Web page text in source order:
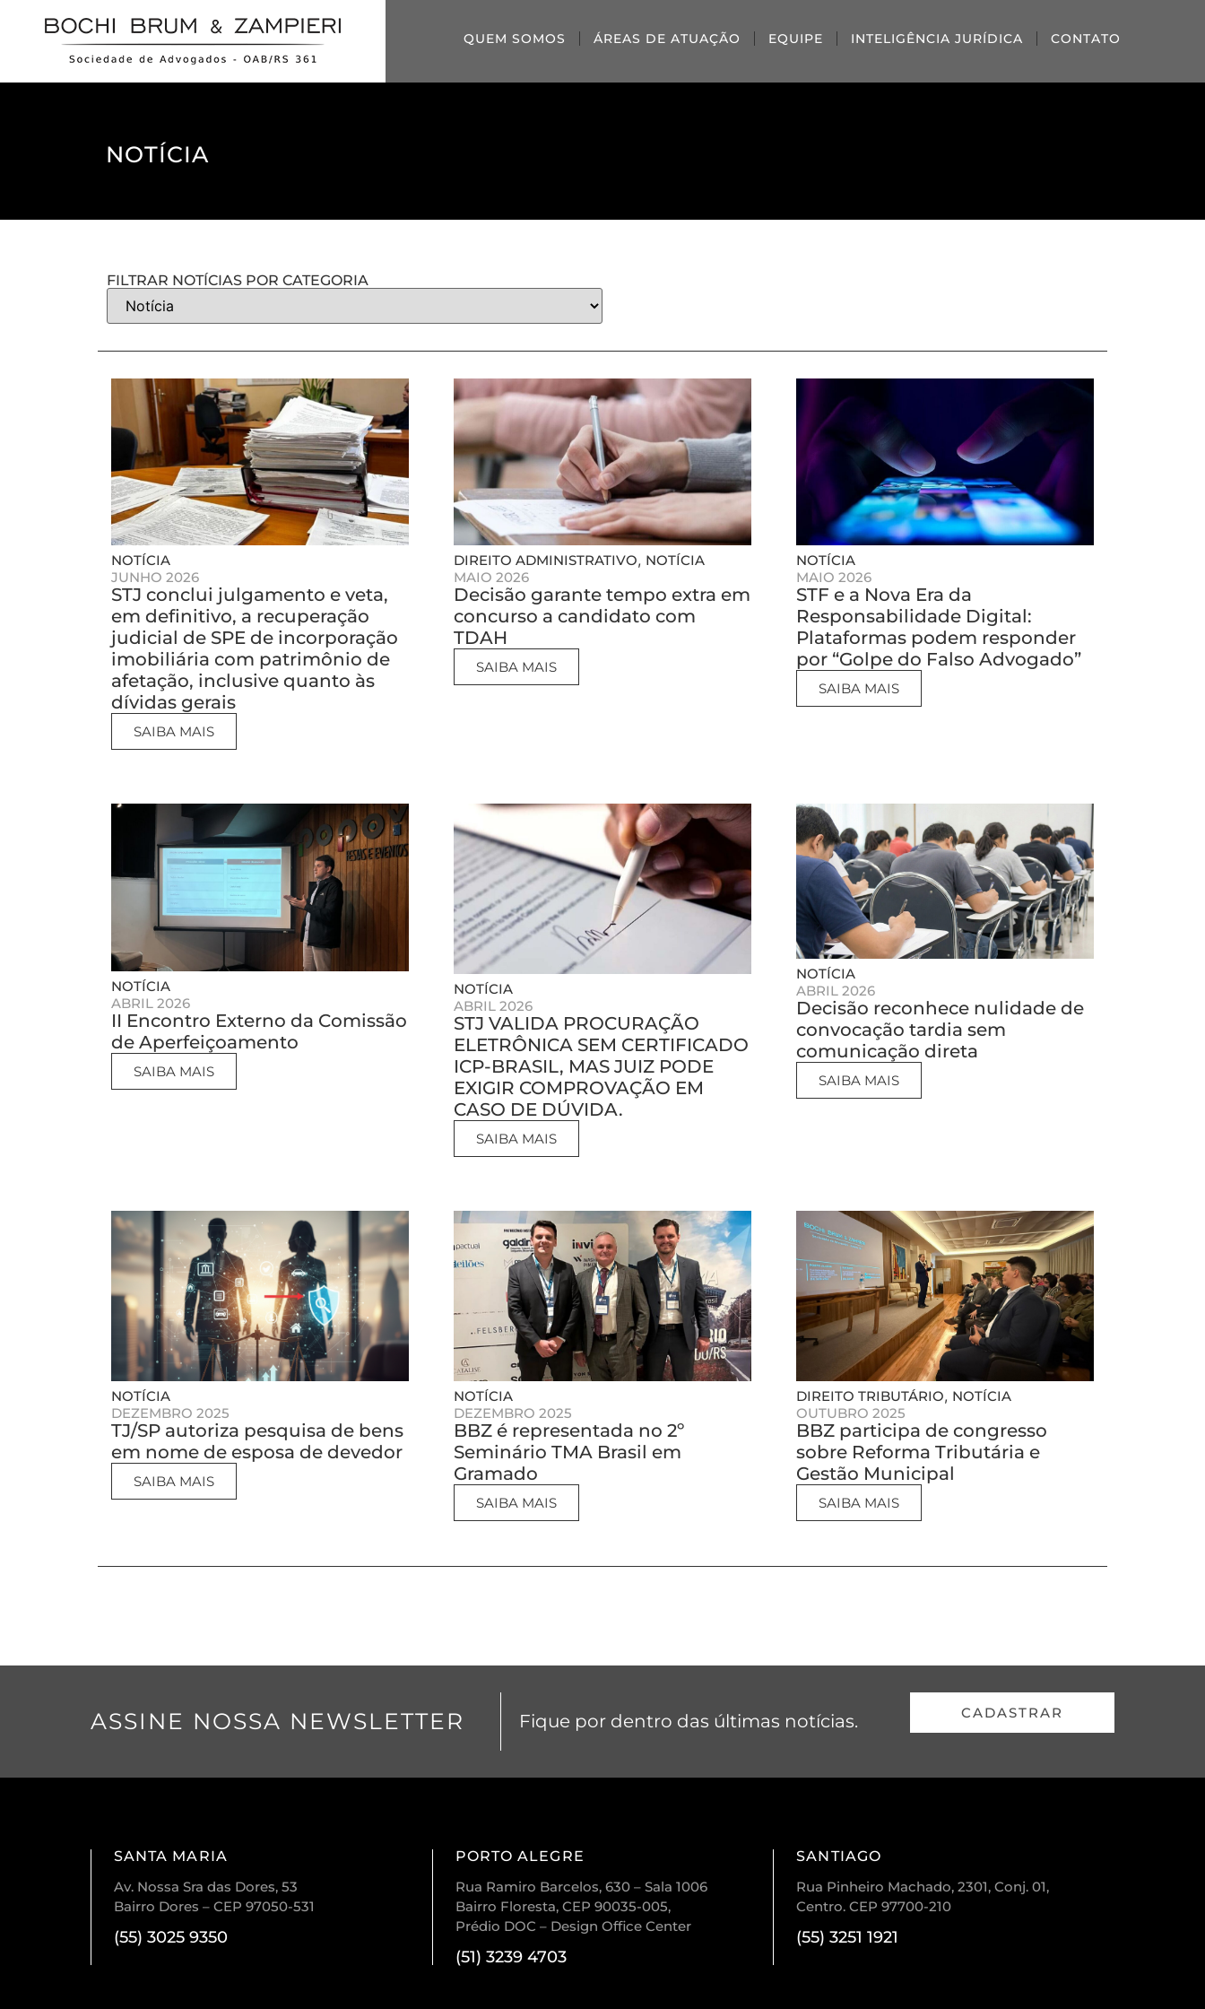
QUEM SOMOS ÁREAS DE ATUAÇÃO EQUIPE INTELIGÊNCIA JURÍDICA CONTATO
NOTÍCIA
FILTRAR NOTÍCIAS POR CATEGORIA
NOTÍCIA
JUNHO 2026
STJ conclui julgamento e veta,
em definitivo, a recuperação
judicial de SPE de incorporação
imobiliária com patrimônio de
afetação, inclusive quanto às
dívidas gerais
SAIBA MAIS
DIREITO ADMINISTRATIVO, NOTÍCIA
MAIO 2026
Decisão garante tempo extra em
concurso a candidato com
TDAH
SAIBA MAIS
NOTÍCIA
MAIO 2026
STF e a Nova Era da
Responsabilidade Digital:
Plataformas podem responder
por “Golpe do Falso Advogado”
SAIBA MAIS
NOTÍCIA
ABRIL 2026
II Encontro Externo da Comissão
de Aperfeiçoamento
SAIBA MAIS
NOTÍCIA
ABRIL 2026
STJ VALIDA PROCURAÇÃO
ELETRÔNICA SEM CERTIFICADO
ICP-BRASIL, MAS JUIZ PODE
EXIGIR COMPROVAÇÃO EM
CASO DE DÚVIDA.
SAIBA MAIS
NOTÍCIA
ABRIL 2026
Decisão reconhece nulidade de
convocação tardia sem
comunicação direta
SAIBA MAIS
NOTÍCIA
DEZEMBRO 2025
TJ/SP autoriza pesquisa de bens
em nome de esposa de devedor
SAIBA MAIS
NOTÍCIA
DEZEMBRO 2025
BBZ é representada no 2º
Seminário TMA Brasil em
Gramado
SAIBA MAIS
DIREITO TRIBUTÁRIO, NOTÍCIA
OUTUBRO 2025
BBZ participa de congresso
sobre Reforma Tributária e
Gestão Municipal
SAIBA MAIS
ASSINE NOSSA NEWSLETTER Fique por dentro das últimas notícias. CADASTRAR
SANTA MARIA
Av. Nossa Sra das Dores, 53
Bairro Dores – CEP 97050-531
(55) 3025 9350
PORTO ALEGRE
Rua Ramiro Barcelos, 630 – Sala 1006
Bairro Floresta, CEP 90035-005,
Prédio DOC – Design Office Center
(51) 3239 4703
SANTIAGO
Rua Pinheiro Machado, 2301, Conj. 01,
Centro. CEP 97700-210
(55) 3251 1921